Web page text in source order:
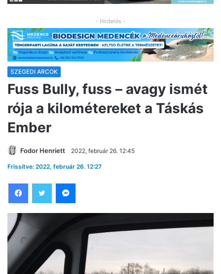
- Hirdetés -
SZEGEDI ARCOK
Fuss Bully, fuss – avagy ismét
rója a kilométereket a Táskás
Ember
Fodor Henriett 2022, február 26. 12:45
Frissítve: 2022, február 26. 12:27